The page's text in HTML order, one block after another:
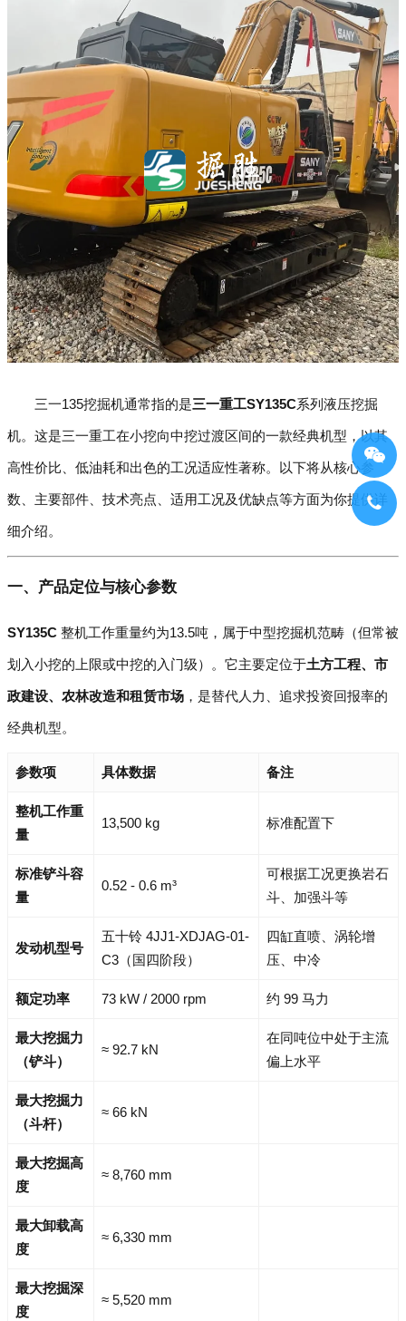
三一135挖掘机通常指的是三一重工SY135C系列液压挖掘
机。这是三一重工在小挖向中挖过渡区间的一款经典机型，以其
高性价比、低油耗和出色的工况适应性著称。以下将从核心参
数、主要部件、技术亮点、适用工况及优缺点等方面为你提供详
细介绍。
一、产品定位与核心参数
SY135C 整机工作重量约为13.5吨，属于中型挖掘机范畴（但常被
划入小挖的上限或中挖的入门级）。它主要定位于土方工程、市
政建设、农林改造和租赁市场 ，是替代人力、追求投资回报率的
经典机型。
参数项 具体数据 备注
整机工作重
量
13,500 kg 标准配置下
标准铲斗容
量
0.52 - 0.6 m³
可根据工况更换岩石
斗、加强斗等
发动机型号
五十铃 4JJ1-XDJAG-01-
C3（国四阶段）
四缸直喷、涡轮增
压、中冷
额定功率 73 kW / 2000 rpm 约 99 马力
最大挖掘力
（铲斗）
≈ 92.7 kN
在同吨位中处于主流
偏上水平
最大挖掘力
（斗杆）
≈ 66 kN
最大挖掘高
度
≈ 8,760 mm
最大卸载高
度
≈ 6,330 mm
最大挖掘深
度
≈ 5,520 mm